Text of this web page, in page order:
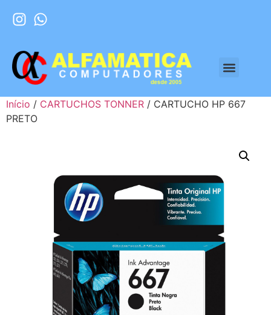
Início / CARTUCHOS TONNER / CARTUCHO HP 667
PRETO